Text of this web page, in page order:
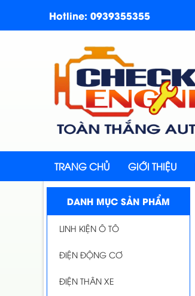
Hotline: 0939355355
TRANG CHỦ GIỚI THIỆU
DANH MỤC SẢN PHẨM
LINH KIỆN Ô TÔ
ĐIỆN ĐỘNG CƠ
ĐIỆN THÂN XE